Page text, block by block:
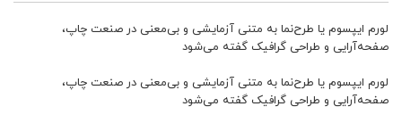
لورم ایپسوم یا طرح‌نما به متنی آزمایشی و بی‌معنی در صنعت چاپ،
صفحه‌آرایی و طراحی گرافیک گفته می‌شود
لورم ایپسوم یا طرح‌نما به متنی آزمایشی و بی‌معنی در صنعت چاپ،
صفحه‌آرایی و طراحی گرافیک گفته می‌شود